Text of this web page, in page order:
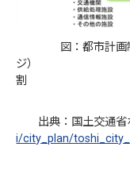
図：都市計画制度
ジ） 図：都市
割
出典：国土交通省
i/city_plan/